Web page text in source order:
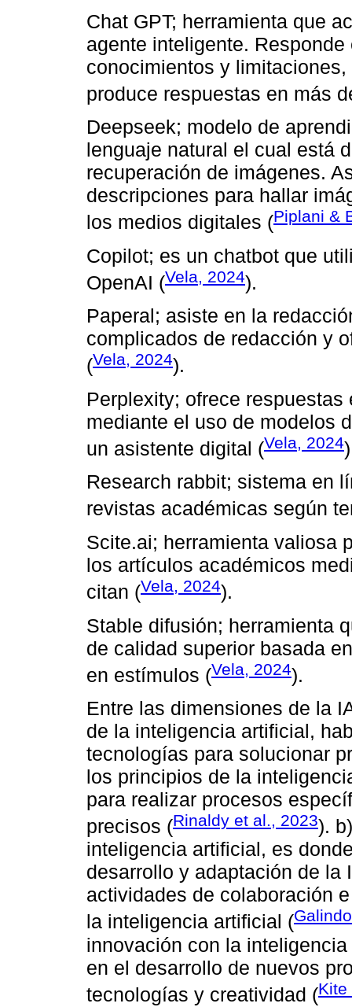
Chat GPT; herramienta que
agente inteligente.
conocimientos y
produce respuestas en más
Deepseek; modelo de
lenguaje natural el cual está
recuperación de imágenes.
descripciones para hallar
los medios digitales (Piplani &
Copilot; es un chatbot que
OpenAI (Vela, 2024).
Paperal; asiste en la
complicados de redacción y
(Vela, 2024).
Perplexity; ofrece
mediante el uso de modelos
un asistente digital (Vela, 2024
Research rabbit; sistema en
revistas académicas según
Scite.ai; herramienta valiosa
los artículos académicos
citan (Vela, 2024).
Stable difusión; herramienta
de calidad superior basada
en estímulos (Vela, 2024).
Entre las dimensiones de la
de la inteligencia artificial,
tecnologías para solucionar
los principios de la
para realizar procesos
precisos (Rinaldy et al., 2023).
inteligencia artificial, es
desarrollo y adaptación de la
actividades de colaboración
la inteligencia artificial (
innovación con la
en el desarrollo de nuevos
tecnologías y creatividad (Kite